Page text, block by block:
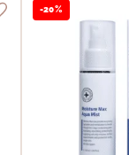
-20%